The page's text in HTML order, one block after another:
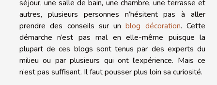
séjour, une salle de bain, une chambre, une terrasse et
autres, plusieurs personnes n’hésitent pas à aller
prendre des conseils sur unblog décoration. Cette
démarche n’est pas mal en elle-même puisque la
plupart de ces blogs sont tenus par des experts du
milieu ou par plusieurs qui ont l’expérience. Mais ce
n’est pas suffisant. Il faut pousser plus loin sa curiosité.